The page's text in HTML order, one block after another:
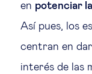
en potenciar
Así pues, los
centran en
interés de las